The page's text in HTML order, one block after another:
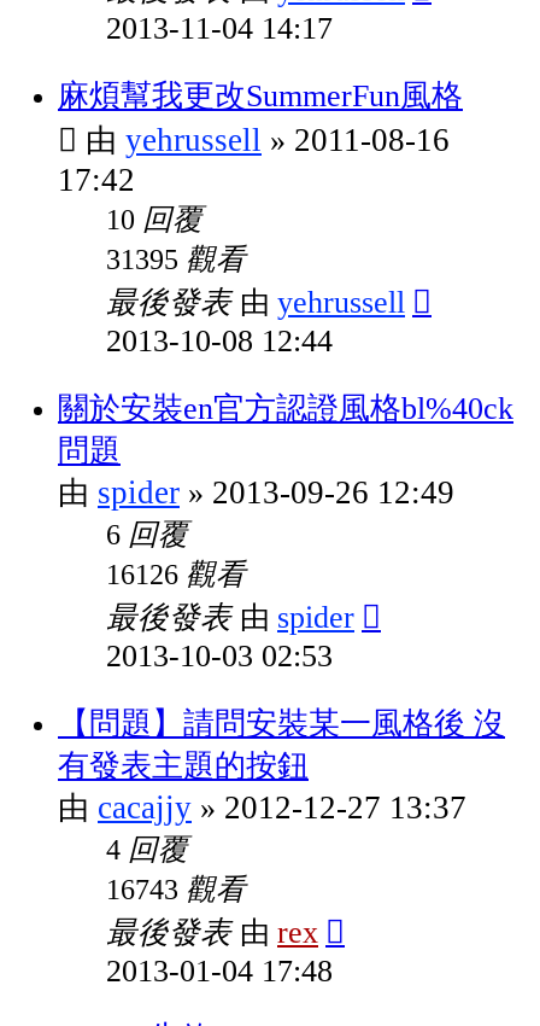
2013-11-04 14:17
麻煩幫我更改SummerFun風格
由 yehrussell » 2011-08-16
17:42
10 回覆
31395 觀看
最後發表 由 yehrussell
2013-10-08 12:44
關於安裝en官方認證風格bl%40ck
問題
由 spider » 2013-09-26 12:49
6 回覆
16126 觀看
最後發表 由 spider
2013-10-03 02:53
【問題】請問安裝某一風格後 沒
有發表主題的按鈕
由 cacajjy » 2012-12-27 13:37
4 回覆
16743 觀看
最後發表 由 rex
2013-01-04 17:48